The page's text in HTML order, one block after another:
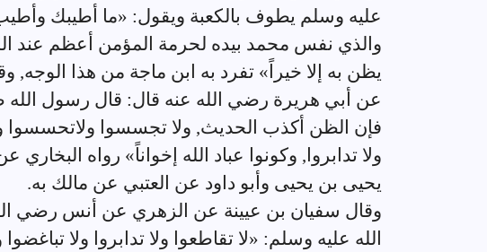
عليه وسلم يطوف بالكعبة ويقول: «ما أطيبك
والذي نفس محمد بيده لحرمة المؤمن أعظم عند
يظن به إلا خيراً» تفرد به ابن ماجة من هذا الوجه,
عن أبي هريرة رضي الله عنه قال: قال رسول الله
فإن الظن أكذب الحديث, ولا تجسسوا ولاتحسسوا
ولا تدابروا, وكونوا عباد الله إخواناً» رواه
يحيى بن يحيى وأبو داود عن العتبي عن مالك به.
وقال سفيان بن عيينة عن الزهري عن أنس رضي
الله عليه وسلم: «لا تقاطعوا ولا تدابروا ولا